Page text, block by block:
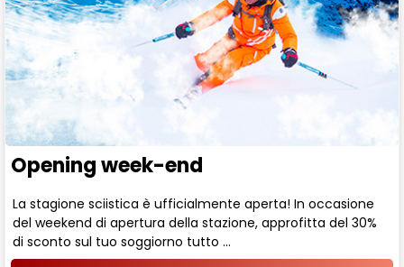
Opening week-end
La stagione sciistica è ufficialmente aperta! In occasione
del weekend di apertura della stazione, approfitta del 30%
di sconto sul tuo soggiorno tutto ...